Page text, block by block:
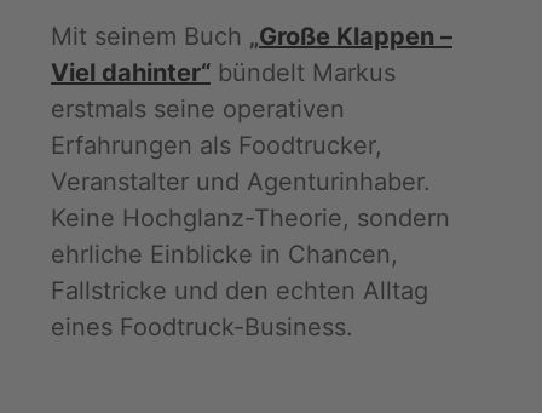
Mit seinem Buch „Große Klappen –
Viel dahinter“ bündelt Markus
erstmals seine operativen
Erfahrungen als Foodtrucker,
Veranstalter und Agenturinhaber.
Keine Hochglanz-Theorie, sondern
ehrliche Einblicke in Chancen,
Fallstricke und den echten Alltag
eines Foodtruck-Business.